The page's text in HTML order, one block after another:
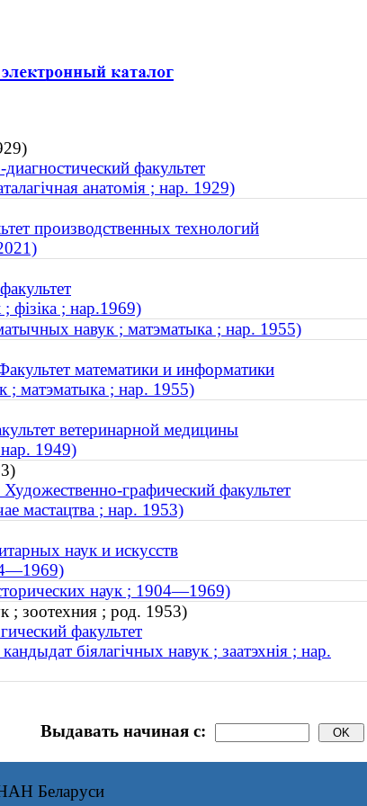
факультет
анатомія ; нар. 1929)
производственных технологий
фізіка ; нар.1969)
навук ; матэматыка ; нар. 1955)
математики и информатики
; матэматыка ; нар. 1955)
ветеринарной медицины
1949)
графический факультет
мастацтва ; нар. 1953)
наук и искусств
наук ; 1904—1969)
; зоотехния ; род. 1953)
факультет
біялагічных навук ; заатэхнія ; нар.
Выдавать начиная с:
Беларуси